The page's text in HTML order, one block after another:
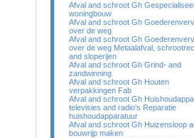
Afval and schroot Gh
woningbouw
Afval and schroot Gh
over de weg
Afval and schroot Gh
over de weg Metaalafval,
and sloperijen
Afval and schroot Gh Grind- and
zandwinning
Afval and schroot Gh Houten
verpakkingen Fab
Afval and schroot Gh
televisies and radio's Reparatie
huishoudapparatuur
Afval and schroot Gh Huizensloop
bouwrijp maken